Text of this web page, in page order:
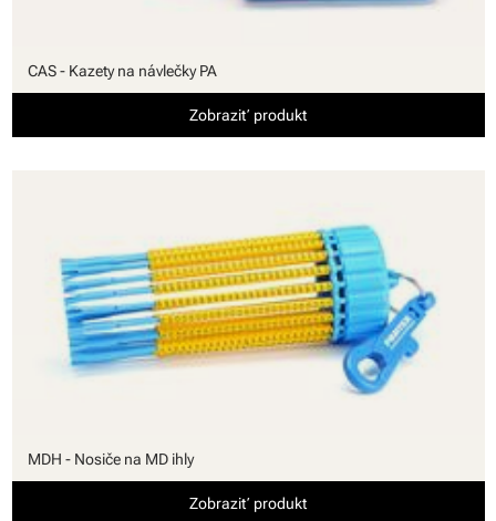
CAS - Kazety na návlečky PA
Zobraziť produkt
MDH - Nosiče na MD ihly
Zobraziť produkt